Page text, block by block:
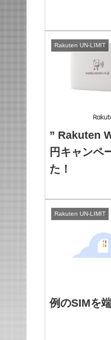
Rakuten UN-LIMIT
” Rakuten
円キャンペ
た！
Rakuten UN-LIMIT
例のSIMを